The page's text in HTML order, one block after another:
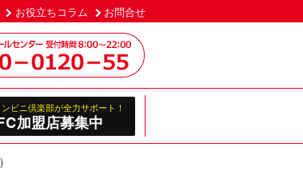
お役立ちコラム お問合せ
ビニ倶楽部が全力サポート！
加盟店募集中